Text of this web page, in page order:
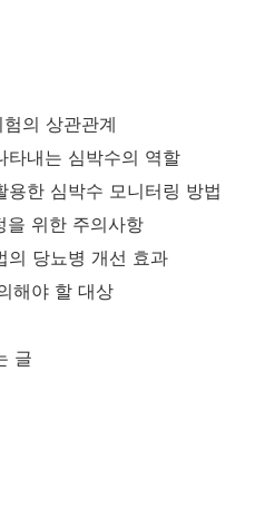
의 상관관계
타내는 심박수의 역할
용한 심박수 모니터링 방법
을 위한 주의사항
의 당뇨병 개선 효과
해야 할 대상
글